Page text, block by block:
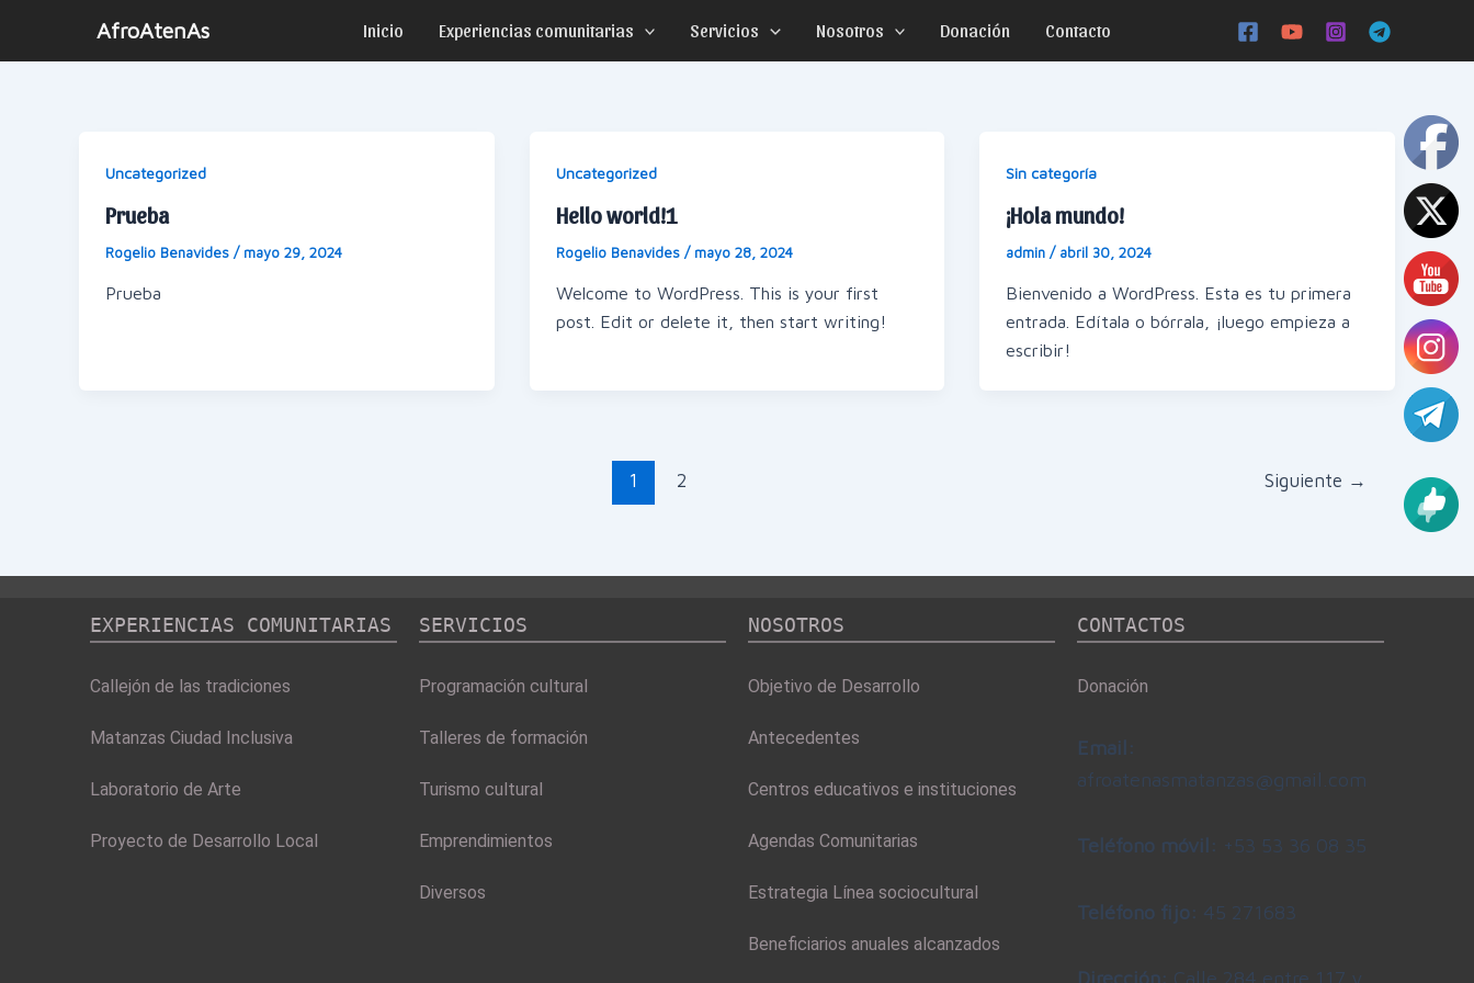
AfroAtenAs Inicio Experiencias comunitarias Servicios Nosotros Donación Contacto
Uncategorized
Prueba
Rogelio Benavides / mayo 29, 2024
Prueba
Uncategorized
Hello world!1
Rogelio Benavides / mayo 28, 2024
Welcome to WordPress. This is your first
post. Edit or delete it, then start writing!
Sin categoría
¡Hola mundo!
admin/ abril 30, 2024
Bienvenido a WordPress. Esta es tu primera
entrada. Edítala o bórrala, ¡luego empieza a
escribir!
1 2 Siguiente →
EXPERIENCIAS COMUNITARIAS
Callejón de las tradiciones
Matanzas Ciudad Inclusiva
Laboratorio de Arte
Proyecto de Desarrollo Local
SERVICIOS
Programación cultural
Talleres de formación
Turismo cultural
Emprendimientos
Diversos
NOSOTROS
Objetivo de Desarrollo
Antecedentes
Centros educativos e instituciones
Agendas Comunitarias
Estrategia Línea sociocultural
Beneficiarios anuales alcanzados
CONTACTOS
Donación
Email:
afroatenasmatanzas@gmail.com
Teléfono móvil: +53 53 36 08 35
Teléfono fijo: 45 271683
Dirección: Calle 284 entre 117 y